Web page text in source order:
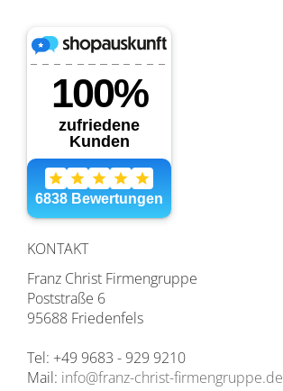
KONTAKT
Franz Christ Firmengruppe
Poststraße 6
95688 Friedenfels
Tel: +49 9683 - 929 9210
Mail: info@franz-christ-firmengruppe.de